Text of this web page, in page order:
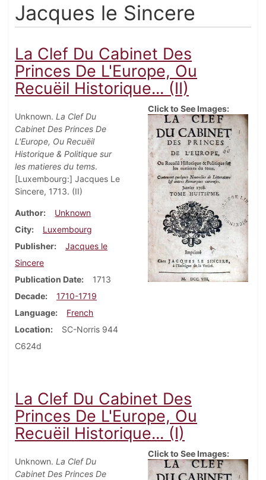
Jacques le Sincere
La Clef Du Cabinet Des
Princes De L'Europe, Ou
Recuëil Historique... (II)
Unknown. La Clef Du
Cabinet Des Princes De
L'Europe, Ou Recuëil
Historique & Politique sur
les matieres du tems.
[Luxembourg:] Jacques Le
Sincere, 1713. (II)
Author
Unknown
City
Luxembourg
Publisher
Jacques le
Sincere
Publication Date
1713
Decade
1710-1719
Language
French
Location
SC-Norris 944
C624d
Click to See Images:
La Clef Du Cabinet Des
Princes De L'Europe, Ou
Recuëil Historique... (I)
Unknown. La Clef Du
Cabinet Des Princes De
Click to See Images: